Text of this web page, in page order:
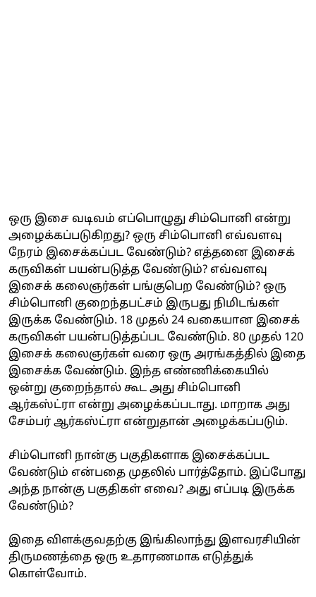
ஒரு இசை வடிவம் எப்பொழுது சிம்பொனி என்று
அழைக்கப்படுகிறது? ஒரு சிம்பொனி எவ்வளவு
நேரம் இசைக்கப்பட வேண்டும்? எத்தனை இசைக்
கருவிகள் பயன்படுத்த வேண்டும்? எவ்வளவு
இசைக் கலைஞர்கள் பங்குபெற வேண்டும்? ஒரு
சிம்பொனி குறைந்தபட்சம் இருபது நிமிடங்கள்
இருக்க வேண்டும். 18 முதல் 24 வகையான இசைக்
கருவிகள் பயன்படுத்தப்பட வேண்டும். 80 முதல் 120
இசைக் கலைஞர்கள் வரை ஒரு அரங்கத்தில் இதை
இசைக்க வேண்டும். இந்த எண்ணிக்கையில்
ஒன்று குறைந்தால் கூட அது சிம்பொனி
ஆர்கஸ்ட்ரா என்று அழைக்கப்படாது. மாறாக அது
சேம்பர் ஆர்கஸ்ட்ரா என்றுதான் அழைக்கப்படும்.
சிம்பொனி நான்கு பகுதிகளாக இசைக்கப்பட
வேண்டும் என்பதை முதலில் பார்த்தோம். இப்போது
அந்த நான்கு பகுதிகள் எவை? அது எப்படி இருக்க
வேண்டும்?
இதை விளக்குவதற்கு இங்கிலாந்து இளவரசியின்
திருமணத்தை ஒரு உதாரணமாக எடுத்துக்
கொள்வோம்.